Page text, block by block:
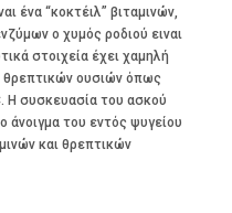
ένα “κοκτέιλ” βιταμινών,
ο χυμός ροδιού ειναι
στοιχεία έχει χαμηλή
θρεπτικών ουσιών όπως
Η συσκευασία του ασκού
άνοιγμα του εντός ψυγείου
και θρεπτικών